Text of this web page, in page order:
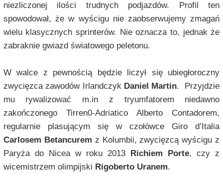
niezliczonej ilości trudnych podjazdów. Profil ten
spowodował, że w wyścigu nie zaobserwujemy zmagań
wielu klasycznych sprinterów. Nie oznacza to, jednak że
zabraknie gwiazd światowego peletonu.
W walce z pewnością będzie liczył się ubiegłoroczny
zwycięzca zawodów IrlandczykDaniel Martin. Przyjdzie
mu rywalizować m.in z tryumfatorem niedawno
zakończonego Tirren0-Adriatico Alberto Contadorem,
regularnie plasującym się w czołówce Giro d’Italia
Carlosem Betancurem z Kolumbii, zwycięzcą wyścigu z
Paryża do Nicea w roku 2013
Richiem Porte, czy z
wicemistrzem olimpijski Rigoberto Uranem.